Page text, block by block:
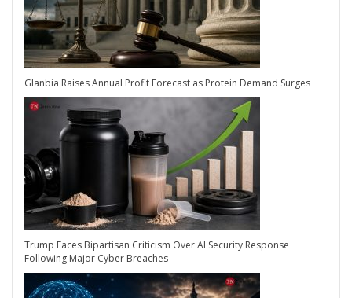
Glanbia Raises Annual Profit Forecast as Protein Demand Surges
Trump Faces Bipartisan Criticism Over AI Security Response
Following Major Cyber Breaches